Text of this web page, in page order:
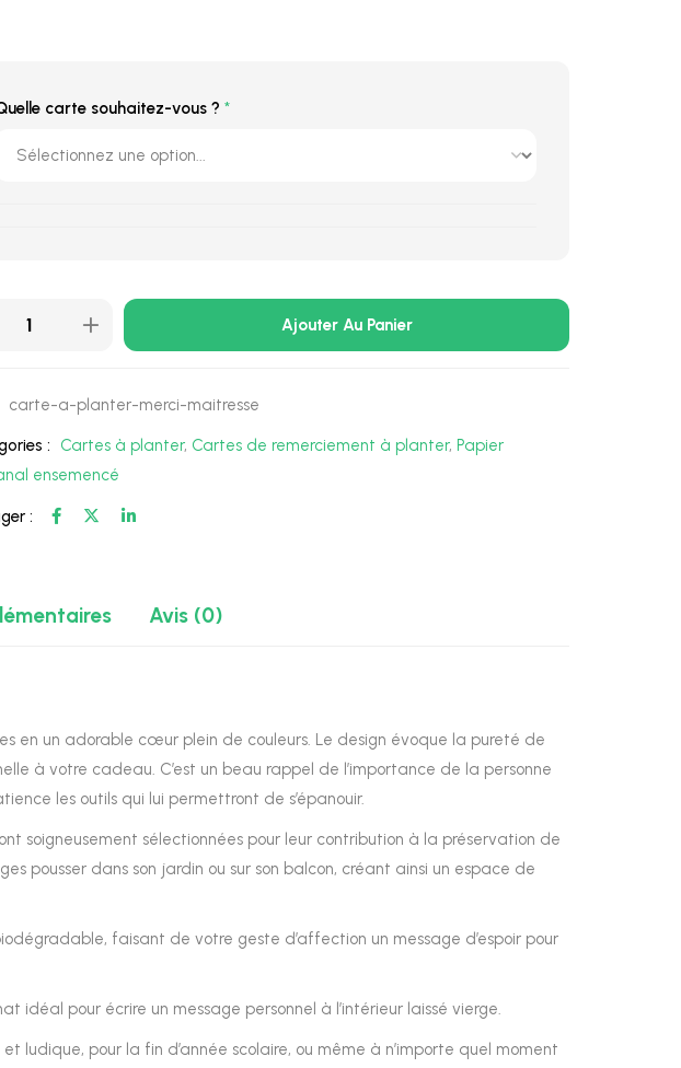
carte souhaitez-vous ? *
Ajouter Au Panier
carte-a-planter-merci-maitresse
: Cartes à planter, Cartes de remerciement à planter, Papier
ensemencé
:
Avis (0)
en un adorable cœur plein de couleurs. Le design évoque la pureté de
à votre cadeau. C’est un beau rappel de l’importance de la personne
les outils qui lui permettront de s’épanouir.
soigneusement sélectionnées pour leur contribution à la préservation de
pousser dans son jardin ou sur son balcon, créant ainsi un espace de
faisant de votre geste d’affection un message d’espoir pour
idéal pour écrire un message personnel à l’intérieur laissé vierge.
pour la fin d’année scolaire, ou même à n’importe quel moment